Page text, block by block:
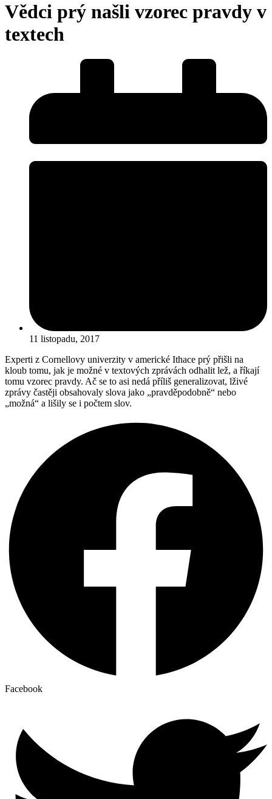
Vědci prý našli vzorec pravdy v
textech
11 listopadu, 2017
Experti z Cornellovy univerzity v americké Ithace prý přišli na
kloub tomu, jak je možné v textových zprávách odhalit lež, a říkají
tomu vzorec pravdy. Ač se to asi nedá příliš generalizovat, lživé
zprávy častěji obsahovaly slova jako „pravděpodobně“ nebo
„možná“ a lišily se i počtem slov.
Facebook